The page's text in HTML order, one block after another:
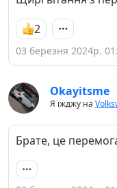
2
03 березня 2024р.
Okayitsme
Я їжджу на
Брате, це